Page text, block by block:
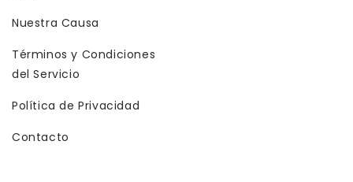
Nuestra Causa
Términos y Condiciones
del Servicio
Política de Privacidad
Contacto